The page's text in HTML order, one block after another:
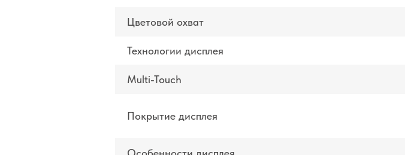
Цветовой охват
Технологии дисплея
Multi-Touch
Покрытие дисплея